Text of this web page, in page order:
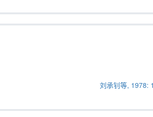
刘承钊等, 1978: